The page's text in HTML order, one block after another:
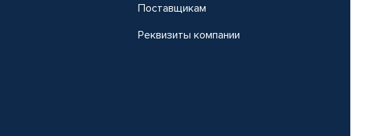
Поставщикам
Реквизиты компании